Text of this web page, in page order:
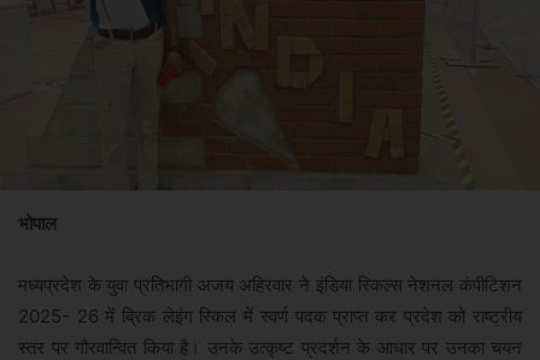
भोपाल
मध्यप्रदेश के युवा प्रतिभागी अजय अहिरवार ने इंडिया स्किल्स नेशनल कंपीटिशन
2025- 26 में ब्रिक लेइंग स्किल में स्वर्ण पदक प्राप्त कर प्रदेश को राष्ट्रीय
स्तर पर गौरवान्वित किया है। उनके उत्कृष्ट प्रदर्शन के आधार पर उनका चयन